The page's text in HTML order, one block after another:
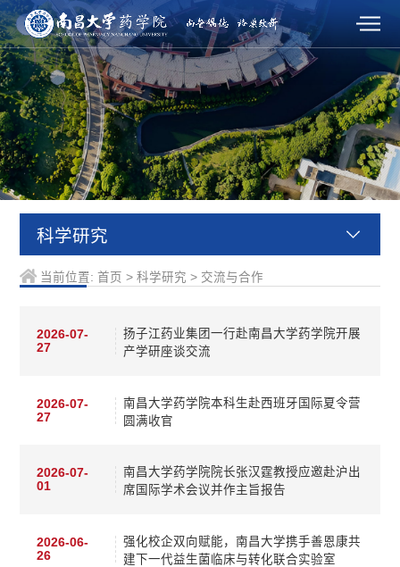
科学研究
当前位置: 首页 > 科学研究 > 交流与合作
2026-07-
27
扬子江药业集团一行赴南昌大学药学院开展
产学研座谈交流
2026-07-
27
南昌大学药学院本科生赴西班牙国际夏令营
圆满收官
2026-07-
01
南昌大学药学院院长张汉霆教授应邀赴沪出
席国际学术会议并作主旨报告
2026-06-
26
强化校企双向赋能，南昌大学携手善恩康共
建下一代益生菌临床与转化联合实验室